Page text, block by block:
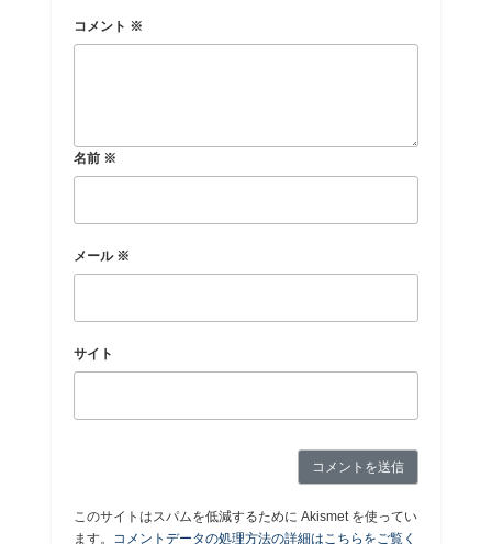
コメント ※
名前 ※
メール ※
サイト
このサイトはスパムを低減するために Akismet を使ってい
ます。
コメントデータの処理方法の詳細はこちらをご覧く